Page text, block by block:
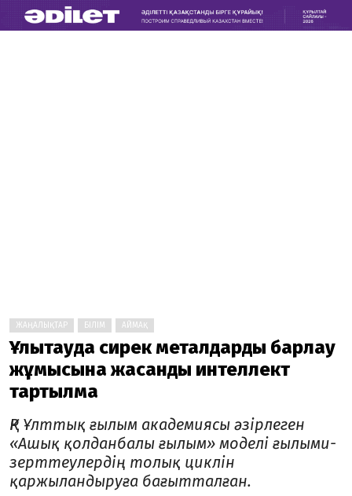
ЖАҢАЛЫҚТАР БІЛІМ АЙМАҚ
Ұлытауда сирек металдарды барлау
жұмысына жасанды интеллект
тартылмақ
ҚР Ұлттық ғылым академиясы әзірлеген
«Ашық қолданбалы ғылым» моделі ғылыми-
зерттеулердің толық циклін
қаржыландыруға бағытталған.